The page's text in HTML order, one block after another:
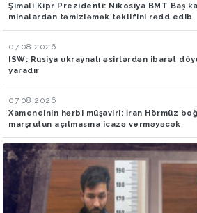
Şimali Kipr Prezidenti: Nikosiya BMT Baş
minalardan təmizləmək təklifini rədd edib
07.08.2026
ISW: Rusiya ukraynalı əsirlərdən ibarət
yaradır
07.08.2026
Xameneinin hərbi müşaviri: İran Hörmüz
marşrutun açılmasına icazə verməyəcək